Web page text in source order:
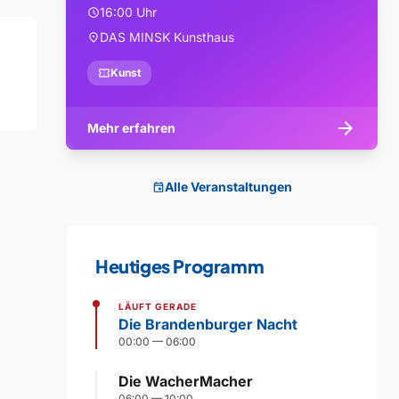
schedule16:00 Uhr
location_onDAS MINSK Kunsthaus
confirmation_numberKunst
Mehr erfahren arrow_forward
eventAlle Veranstaltungen
Heutiges Programm
LÄUFT GERADE
Die Brandenburger Nacht
00:00 — 06:00
Die WacherMacher